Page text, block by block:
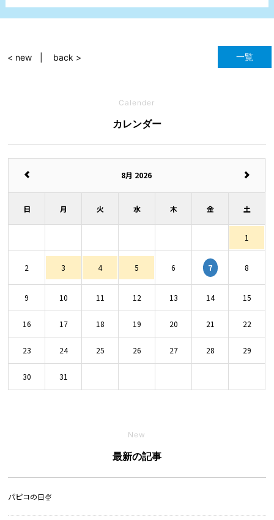
一覧
< new back >
Calender
カレンダー
8月 2026
日 月 火 水 木 金 土
1
2 3 4 5 6 7 8
9 10 11 12 13 14 15
16 17 18 19 20 21 22
23 24 25 26 27 28 29
30 31
New
最新の記事
パピコの日🍨